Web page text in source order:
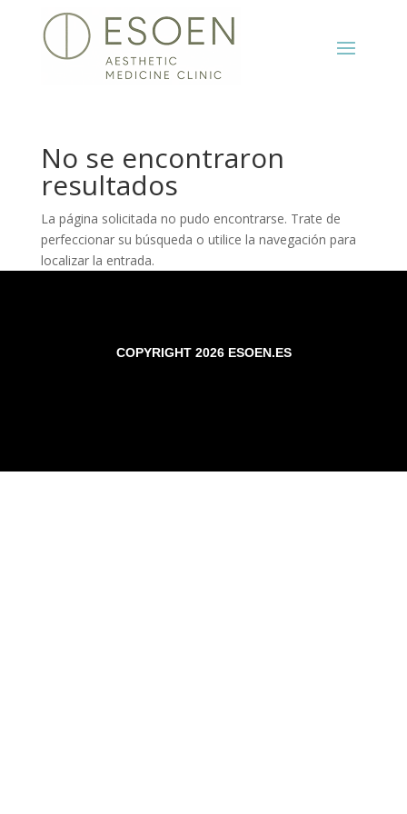
No se encontraron
resultados
La página solicitada no pudo encontrarse. Trate de
perfeccionar su búsqueda o utilice la navegación para
localizar la entrada.
COPYRIGHT 2026 ESOEN.ES